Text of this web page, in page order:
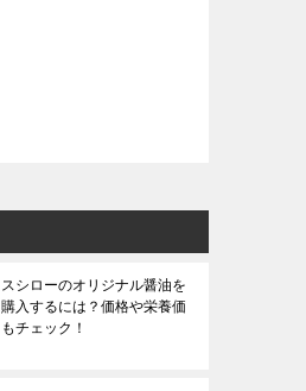
スシローのオリジナル醤油を
購入するには？価格や栄養価
もチェック！